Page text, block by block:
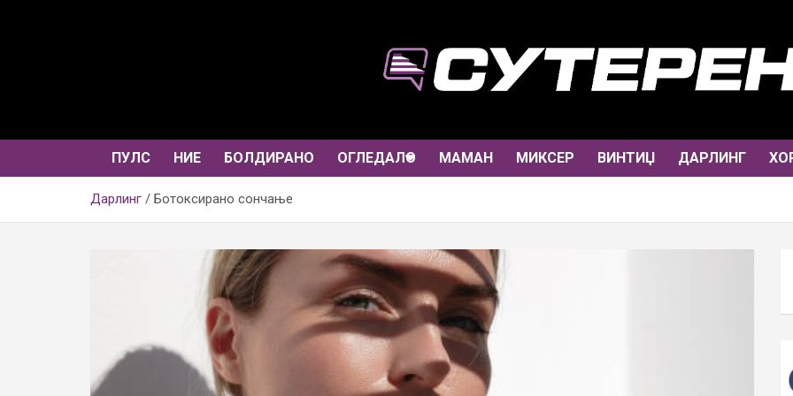
ПУЛС НИЕ БОЛДИРАНО ОГЛЕДАЛО МАМАН МИКСЕР ВИНТИЏ ДАРЛИНГ
Дарлинг Ботоксирано сoнчање